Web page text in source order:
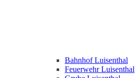
Bahnhof Luisenthal
Feuerwehr Luisenthal